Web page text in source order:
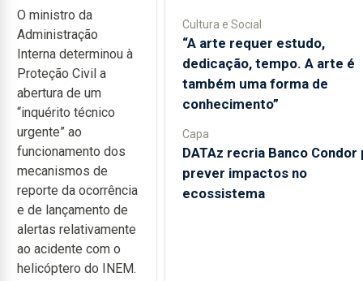
O ministro da
Administração
Interna determinou à
Proteção Civil a
abertura de um
“inquérito técnico
urgente” ao
funcionamento dos
mecanismos de
reporte da ocorrência
e de lançamento de
alertas relativamente
ao acidente com o
helicóptero do INEM.
Cultura e Social
“A arte requer estudo,
dedicação, tempo. A arte é
também uma forma de
conhecimento”
Capa
DATAz recria Banco Condor
prever impactos no
ecossistema